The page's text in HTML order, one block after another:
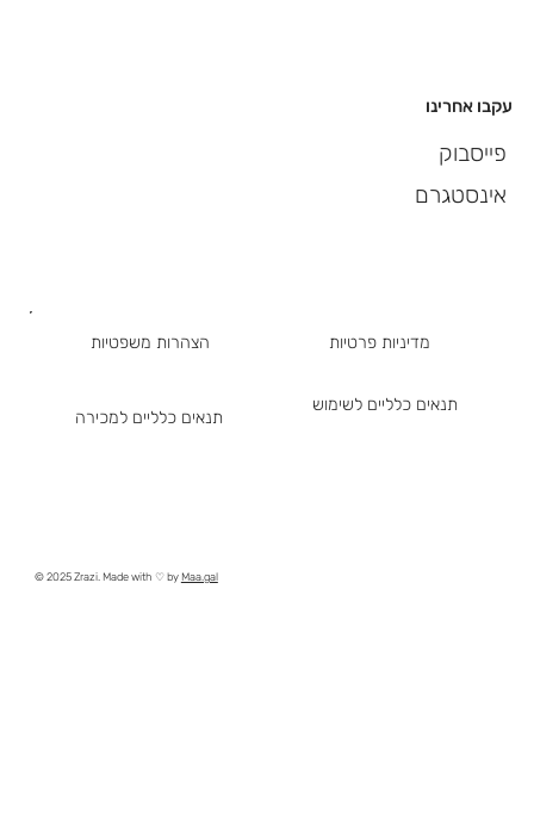
עקבו אחרינו
פייסבוק
אינסטגרם
מדיניות פרטיות
תנאים כלליים למכירה
תנאים כלליים לשימוש
הצהרות משפטיות
© 2025 Zrazi. Made with ♡ byMaa.gal